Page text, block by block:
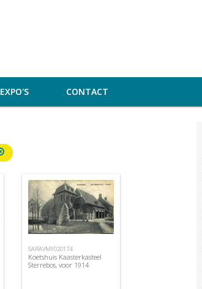
EXPO'S CONTACT
SARAVMF020174
Koetshuis Kaasterkasteel
Sterrebos, voor 1914